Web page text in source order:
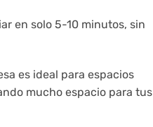
en solo 5-10 minutos, sin
es ideal para espacios
mucho espacio para tus